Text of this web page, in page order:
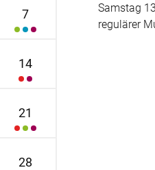
7
14
21
28
Samstag
regulärer